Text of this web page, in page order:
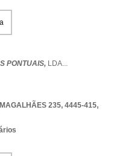
PONTUAIS, LDA...
235, 4445-415,